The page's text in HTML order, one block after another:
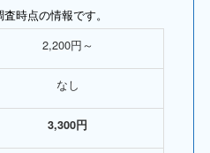
時点の情報です。
2,200円～
なし
3,300円